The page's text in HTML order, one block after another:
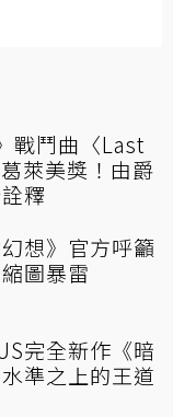
戰鬥曲〈Last
萊美獎！由爵
釋
想》官方呼籲
圖暴雷
完全新作《暗
準之上的王道